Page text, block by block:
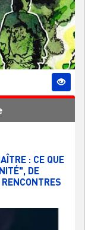
: CE QUE
DE